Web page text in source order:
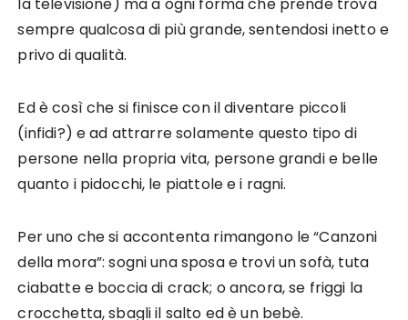
sempre qualcosa di più grande, sentendosi inetto e
privo di qualità.
Ed è così che si finisce con il diventare piccoli
(infidi?) e ad attrarre solamente questo tipo di
persone nella propria vita, persone grandi e belle
quanto i pidocchi, le piattole e i ragni.
Per uno che si accontenta rimangono le “Canzoni
della mora”: sogni una sposa e trovi un sofà, tuta
ciabatte e boccia di crack; o ancora, se friggi la
crocchetta, sbagli il salto ed è un bebè.